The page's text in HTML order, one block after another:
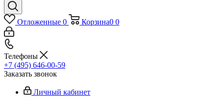
Отложенные 0 Корзина0 0
Телефоны
+7 (495) 646-00-59
Заказать звонок
Личный кабинет